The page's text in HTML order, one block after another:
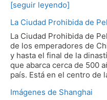
[seguir leyendo]
La Ciudad Prohibida de
La Ciudad Prohibida de
de los emperadores de
y hasta el final de la
que abarca cerca de 500
país. Está en el centro de
Imágenes de Shanghai